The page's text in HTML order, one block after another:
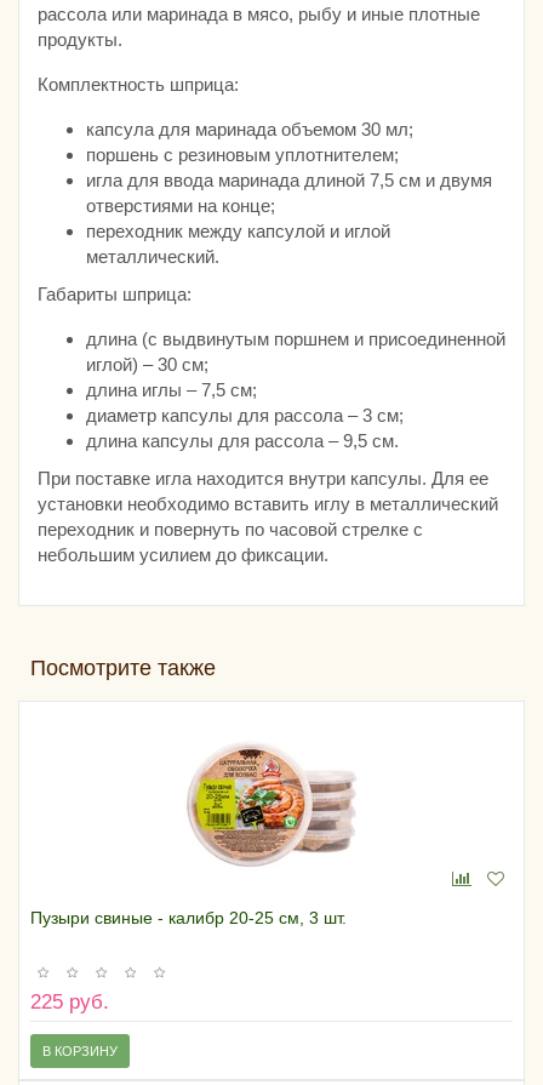
рассола или маринада в мясо, рыбу и иные плотные
продукты.
Комплектность шприца:
капсула для маринада объемом 30 мл;
поршень с резиновым уплотнителем;
игла для ввода маринада длиной 7,5 см и двумя
отверстиями на конце;
переходник между капсулой и иглой
металлический.
Габариты шприца:
длина (с выдвинутым поршнем и присоединенной
иглой) – 30 см;
длина иглы – 7,5 см;
диаметр капсулы для рассола – 3 см;
длина капсулы для рассола – 9,5 см.
При поставке игла находится внутри капсулы. Для ее
установки необходимо вставить иглу в металлический
переходник и повернуть по часовой стрелке с
небольшим усилием до фиксации.
Посмотрите также
Пузыри свиные - калибр 20-25 см, 3 шт.
225 руб.
В КОРЗИНУ